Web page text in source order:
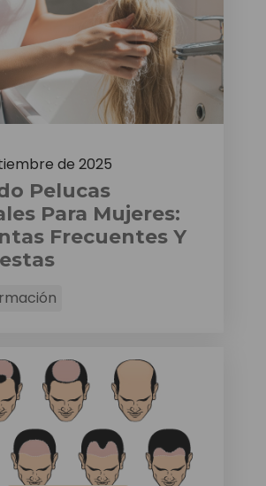
de 2025
Pelucas
Para Mujeres:
Frecuentes Y